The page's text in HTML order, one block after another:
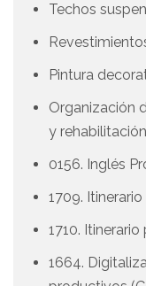
Techos
Pintura
Organización
y
0156. Inglés
1709.
1710.
1664.